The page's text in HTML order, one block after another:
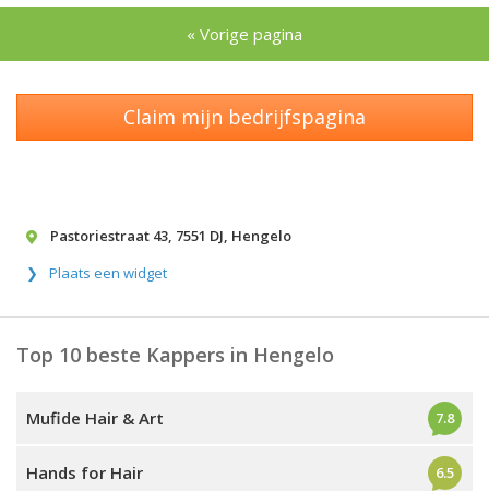
« Vorige pagina
Claim mijn bedrijfspagina
Pastoriestraat 43, 7551 DJ, Hengelo
Plaats een widget
Top 10 beste Kappers in Hengelo
Mufide Hair & Art 7.8
Hands for Hair 6.5